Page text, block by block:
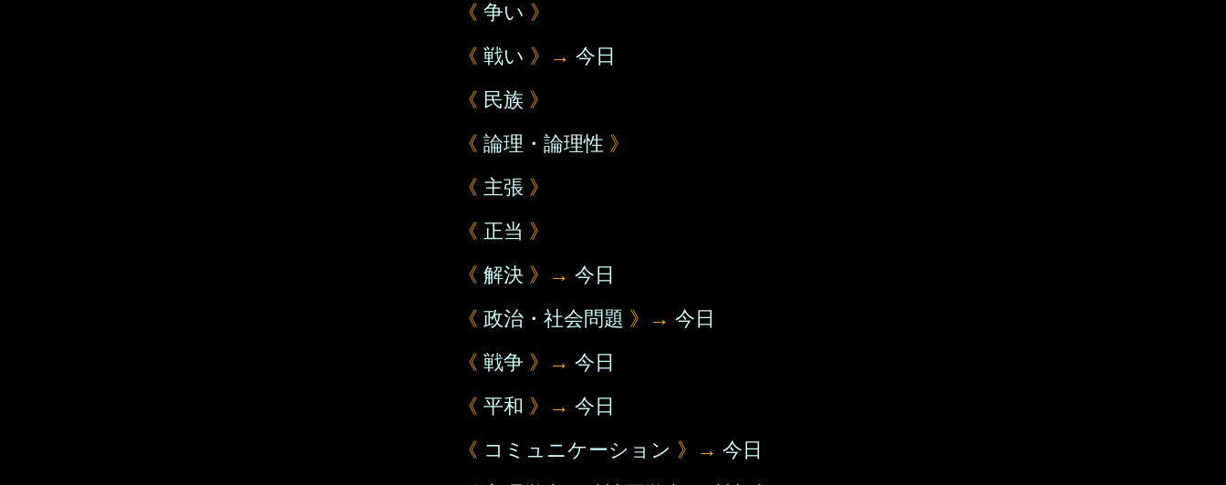
《 争い 》
《 戦い 》→ 今日
《 民族 》
《 論理・論理性 》
《 主張 》
《 正当 》
《 解決 》→ 今日
《 政治・社会問題 》→ 今日
《 戦争 》→ 今日
《 平和 》→ 今日
《 コミュニケーション 》→ 今日